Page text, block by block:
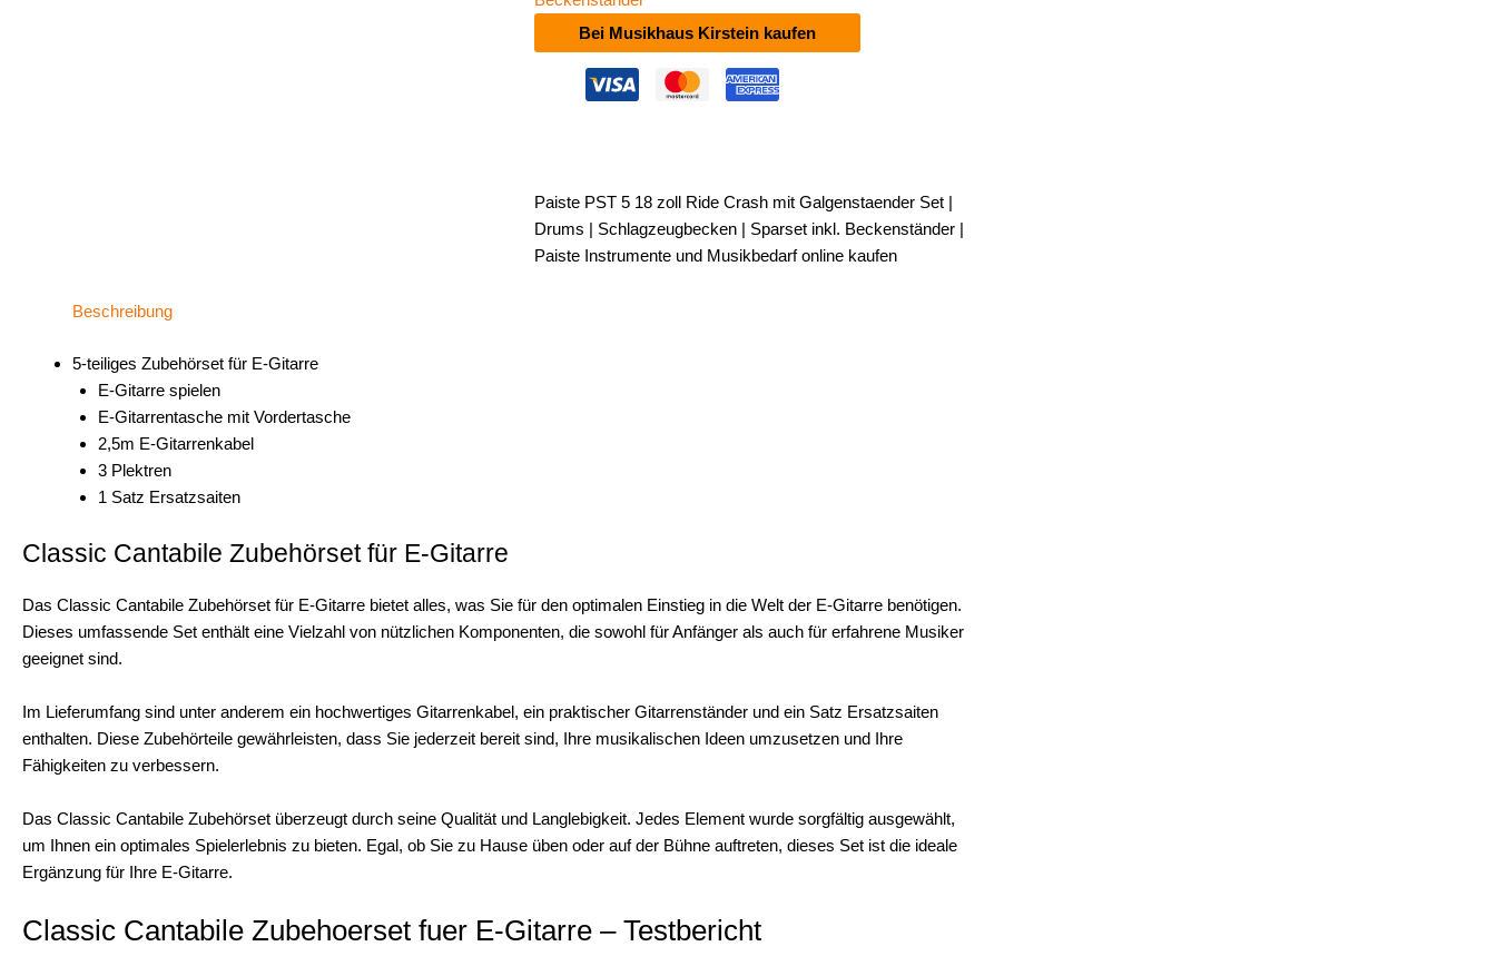
Bei Musikhaus Kirstein kaufen
Paiste PST 5 18 zoll Ride Crash mit Galgenstaender Set |
Drums | Schlagzeugbecken | Sparset inkl. Beckenständer |
Paiste Instrumente und Musikbedarf online kaufen
Beschreibung
5-teiliges Zubehörset für E-Gitarre
E-Gitarre spielen
E-Gitarrentasche mit Vordertasche
2,5m E-Gitarrenkabel
3 Plektren
1 Satz Ersatzsaiten
Classic Cantabile Zubehörset für E-Gitarre
Das Classic Cantabile Zubehörset für E-Gitarre bietet alles, was Sie für den optimalen Einstieg in die Welt der E-Gitarre benötigen.
Dieses umfassende Set enthält eine Vielzahl von nützlichen Komponenten, die sowohl für Anfänger als auch für erfahrene Musiker
geeignet sind.
Im Lieferumfang sind unter anderem ein hochwertiges Gitarrenkabel, ein praktischer Gitarrenständer und ein Satz Ersatzsaiten
enthalten. Diese Zubehörteile gewährleisten, dass Sie jederzeit bereit sind, Ihre musikalischen Ideen umzusetzen und Ihre
Fähigkeiten zu verbessern.
Das Classic Cantabile Zubehörset überzeugt durch seine Qualität und Langlebigkeit. Jedes Element wurde sorgfältig ausgewählt,
um Ihnen ein optimales Spielerlebnis zu bieten. Egal, ob Sie zu Hause üben oder auf der Bühne auftreten, dieses Set ist die ideale
Ergänzung für Ihre E-Gitarre.
Classic Cantabile Zubehoerset fuer E-Gitarre – Testbericht